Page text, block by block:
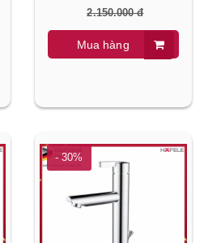
2.150.000 đ
Mua hàng
- 30%